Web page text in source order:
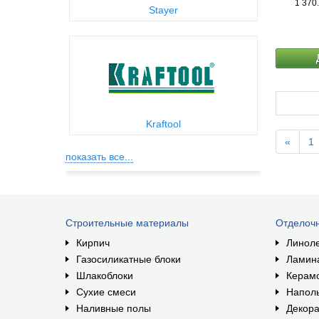
Stayer
Kraftool
показать все...
1
« 1
Строительные материалы
Кирпич
Газосиликатные блоки
Шлакоблоки
Сухие смеси
Наливные полы